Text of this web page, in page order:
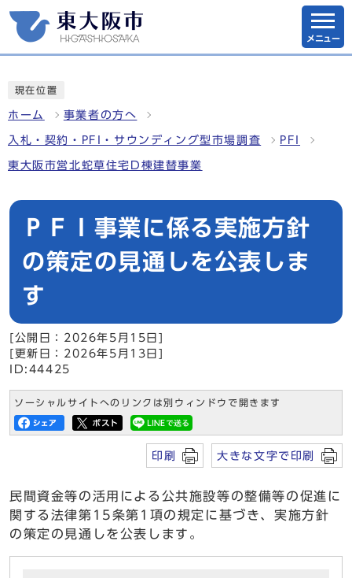
メニュー
現在位置
ホーム 事業者の方へ
入札・契約・PFI・サウンディング型市場調査 PFI
東大阪市営北蛇草住宅D棟建替事業
ＰＦＩ事業に係る実施方針
の策定の見通しを公表しま
す
[公開日：2026年5月15日]
[更新日：2026年5月13日]
ID:44425
ソーシャルサイトへのリンクは別ウィンドウで開きます
印刷 大きな文字で印刷
民間資金等の活用による公共施設等の整備等の促進に
関する法律第15条第1項の規定に基づき、実施方針
の策定の見通しを公表します。